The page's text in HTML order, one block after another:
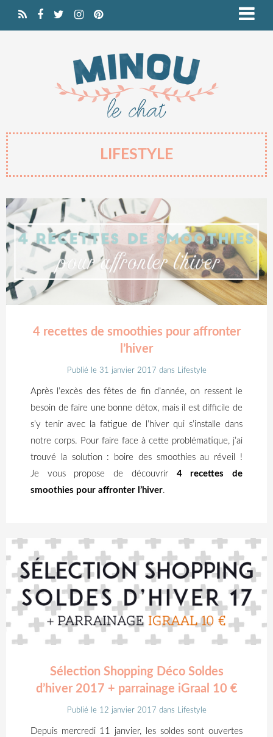
LIFESTYLE
4 recettes de smoothies pour affronter
l’hiver
Publié le 31 janvier 2017 dans Lifestyle
Après l’excès des fêtes de fin d’année, on ressent le
besoin de faire une bonne détox, mais il est difficile de
s’y tenir avec la fatigue de l’hiver qui s’installe dans
notre corps. Pour faire face à cette problématique, j’ai
trouvé la solution : boire des smoothies au réveil !
Je vous propose de découvrir 4 recettes de
smoothies pour affronter l’hiver.
Sélection Shopping Déco Soldes
d’hiver 2017 + parrainage iGraal 10 €
Publié le 12 janvier 2017 dans Lifestyle
Depuis mercredi 11 janvier, les soldes sont ouvertes